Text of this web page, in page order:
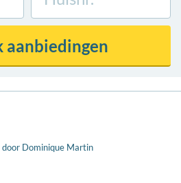
door Dominique Martin